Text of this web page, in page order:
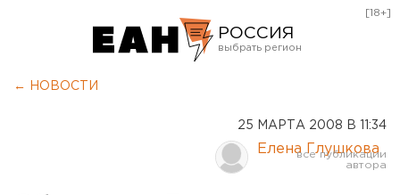
РОССИЯ
Курган
Оренбург
[18+]
← НОВОСТИ
25 МАРТА 2008 В 11:34
Елена Глушкова